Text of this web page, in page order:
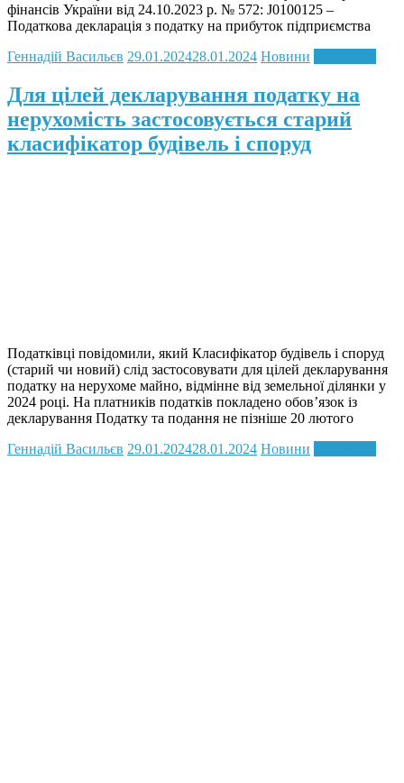
фінансів України від 24.10.2023 р. № 572: J0100125 –
Податкова декларація з податку на прибуток підприємства
Геннадій Васильєв 29.01.202428.01.2024 Новини
Для цілей декларування податку на
нерухомість застосовується старий
класифікатор будівель і споруд
Податківці повідомили, який Класифікатор будівель і споруд
(старий чи новий) слід застосовувати для цілей декларування
податку на нерухоме майно, відмінне від земельної ділянки у
2024 році. На платників податків покладено обов’язок із
декларування Податку та подання не пізніше 20 лютого
Геннадій Васильєв 29.01.202428.01.2024 Новини